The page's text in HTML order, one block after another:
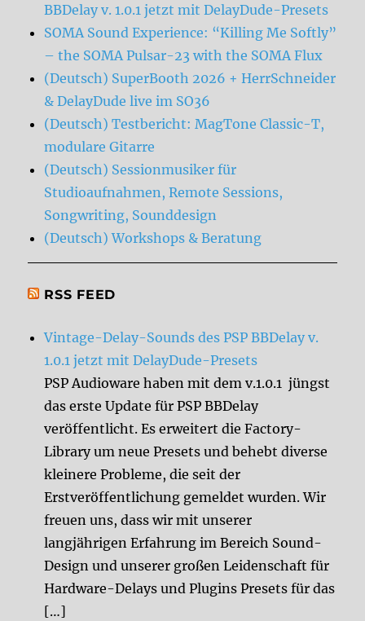
BBDelay v. 1.0.1 jetzt mit DelayDude-Presets
SOMA Sound Experience: “Killing Me Softly”
– the SOMA Pulsar-23 with the SOMA Flux
(Deutsch) SuperBooth 2026 + HerrSchneider
& DelayDude live im SO36
(Deutsch) Testbericht: MagTone Classic-T,
modulare Gitarre
(Deutsch) Sessionmusiker für
Studioaufnahmen, Remote Sessions,
Songwriting, Sounddesign
(Deutsch) Workshops & Beratung
RSS FEED
Vintage-Delay-Sounds des PSP BBDelay v.
1.0.1 jetzt mit DelayDude-Presets
PSP Audioware haben mit dem v.1.0.1 jüngst
das erste Update für PSP BBDelay
veröffentlicht. Es erweitert die Factory-
Library um neue Presets und behebt diverse
kleinere Probleme, die seit der
Erstveröffentlichung gemeldet wurden. Wir
freuen uns, dass wir mit unserer
langjährigen Erfahrung im Bereich Sound-
Design und unserer großen Leidenschaft für
Hardware-Delays und Plugins Presets für das
[…]